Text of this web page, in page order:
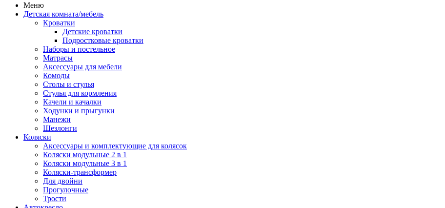
Меню
Детская комната/мебель
Кроватки
Детские кроватки
Подростковые кроватки
Наборы и постельное
Матрасы
Аксессуары для мебели
Комоды
Столы и стулья
Стулья для кормления
Качели и качалки
Ходунки и прыгунки
Манежи
Шезлонги
Коляски
Аксессуары и комплектующие для колясок
Коляски модульные 2 в 1
Коляски модульные 3 в 1
Коляски-трансформер
Для двойни
Прогулочные
Трости